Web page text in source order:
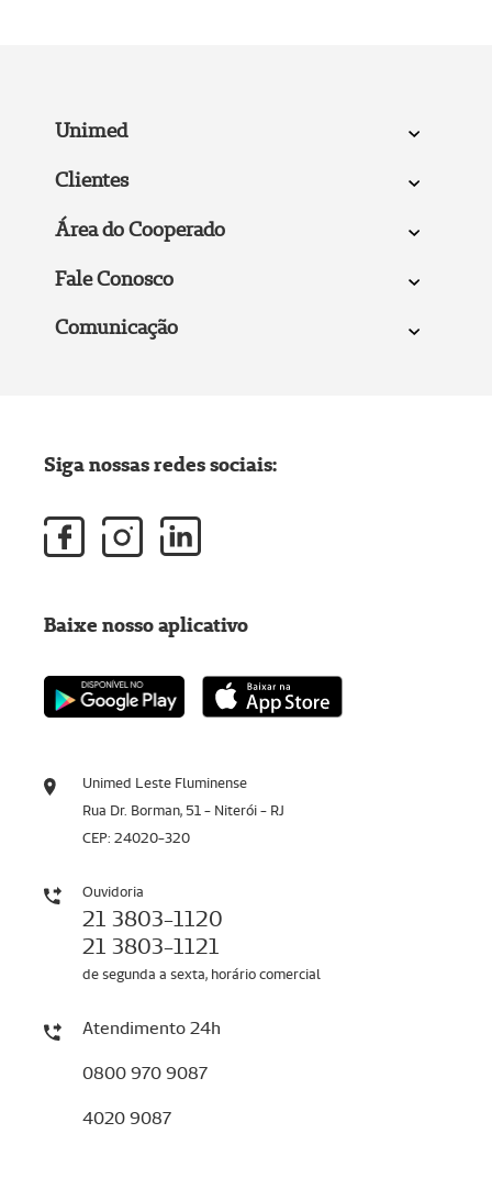
Unimed
Clientes
Área do Cooperado
Fale Conosco
Comunicação
Unimed Leste Fluminense
Rua Dr. Borman, 51 - Niterói - RJ
CEP: 24020-320
Ouvidoria
21 3803-1120
21 3803-1121
de segunda a sexta, horário comercial
Atendimento 24h
0800 970 9087
4020 9087
Siga nossas redes sociais:
Baixe nosso aplicativo